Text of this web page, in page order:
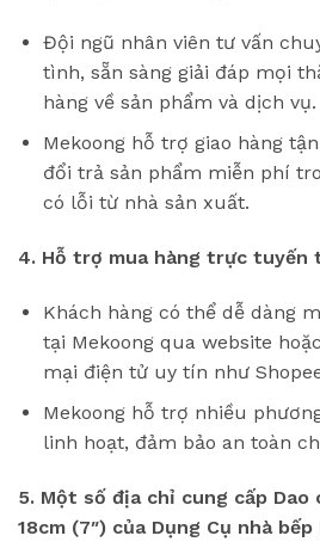
Đội ngũ nhân viên tư vấn
tình, sẵn sàng giải đáp mọi
hàng về sản phẩm và dịch vụ.
Mekoong hỗ trợ giao hàng
đổi trả sản phẩm miễn phí
có lỗi từ nhà sản xuất.
4. Hỗ trợ mua hàng trực tuyến
Khách hàng có thể dễ dàng
tại Mekoong qua website
mại điện tử uy tín như
Mekoong hỗ trợ nhiều
linh hoạt, đảm bảo an toàn
5. Một số địa chỉ cung cấp Dao
18cm (7″) của Dụng Cụ nhà bếp